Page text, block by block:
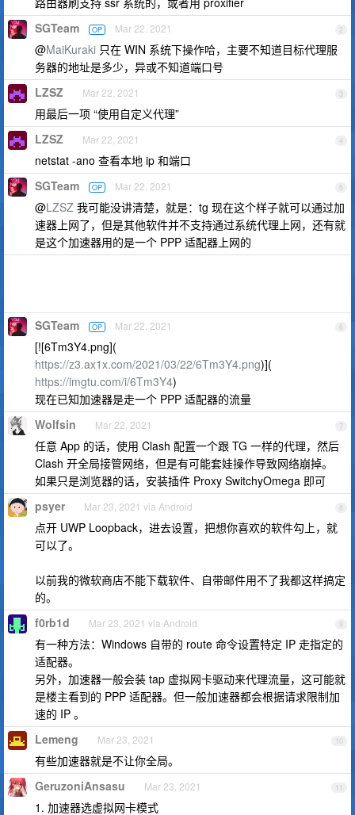
2
SGTeam OP Mar 22, 2021
@MaiKuraki 只在 WIN 系统下操作哈，主要不知道目标代理服
务器的地址是多少，异或不知道端口号
3
LZSZ Mar 22, 2021
用最后一项 “使用自定义代理”
4
LZSZ Mar 22, 2021
netstat -ano 查看本地 ip 和端口
5
SGTeam OP Mar 22, 2021
@LZSZ 我可能没讲清楚，就是：tg 现在这个样子就可以通过加
速器上网了，但是其他软件并不支持通过系统代理上网，还有就
是这个加速器用的是一个 PPP 适配器上网的
6
SGTeam OP Mar 22, 2021
[![6Tm3Y4.png](
https://z3.ax1x.com/2021/03/22/6Tm3Y4.png)](
https://imgtu.com/i/6Tm3Y4)
现在已知加速器是走一个 PPP 适配器的流量
7
Wolfsin Mar 22, 2021
任意 App 的话，使用 Clash 配置一个跟 TG 一样的代理，然后
Clash 开全局接管网络，但是有可能套娃操作导致网络崩掉。
如果只是浏览器的话，安装插件 Proxy SwitchyOmega 即可
8
psyer Mar 23, 2021 via Android
点开 UWP Loopback，进去设置，把想你喜欢的软件勾上，就
可以了。
以前我的微软商店不能下载软件、自带邮件用不了我都这样搞定
的。
9
f0rb1d Mar 23, 2021 via Android
有一种方法：Windows 自带的 route 命令设置特定 IP 走指定的
适配器。
另外，加速器一般会装 tap 虚拟网卡驱动来代理流量，这可能就
是楼主看到的 PPP 适配器。但一般加速器都会根据请求限制加
速的 IP 。
10
Lemeng Mar 23, 2021
有些加速器就是不让你全局。
11
GeruzoniAnsasu Mar 23, 2021
1. 加速器选虚拟网卡模式